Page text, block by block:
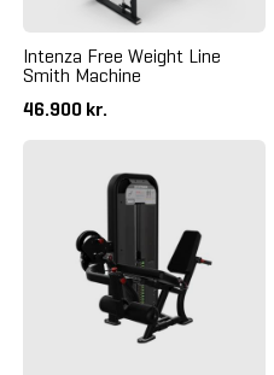
Intenza Free Weight Line
Smith Machine
46.900 kr.